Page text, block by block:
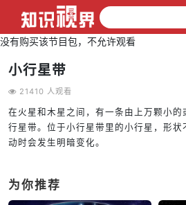
没有购买该节目包，不允许观看
小行星带
21410 人观看
在火星和木星之间，有一条由上万颗小
行星带。位于小行星带里的小行星，形状
动时会发生明暗变化。
为你推荐